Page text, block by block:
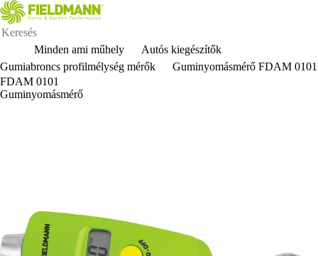
Minden ami műhely
Autós kiegészítők
Gumiabroncs profilmélység mérők
Guminyomásmérő FDAM 0101
FDAM 0101
Guminyomásmérő